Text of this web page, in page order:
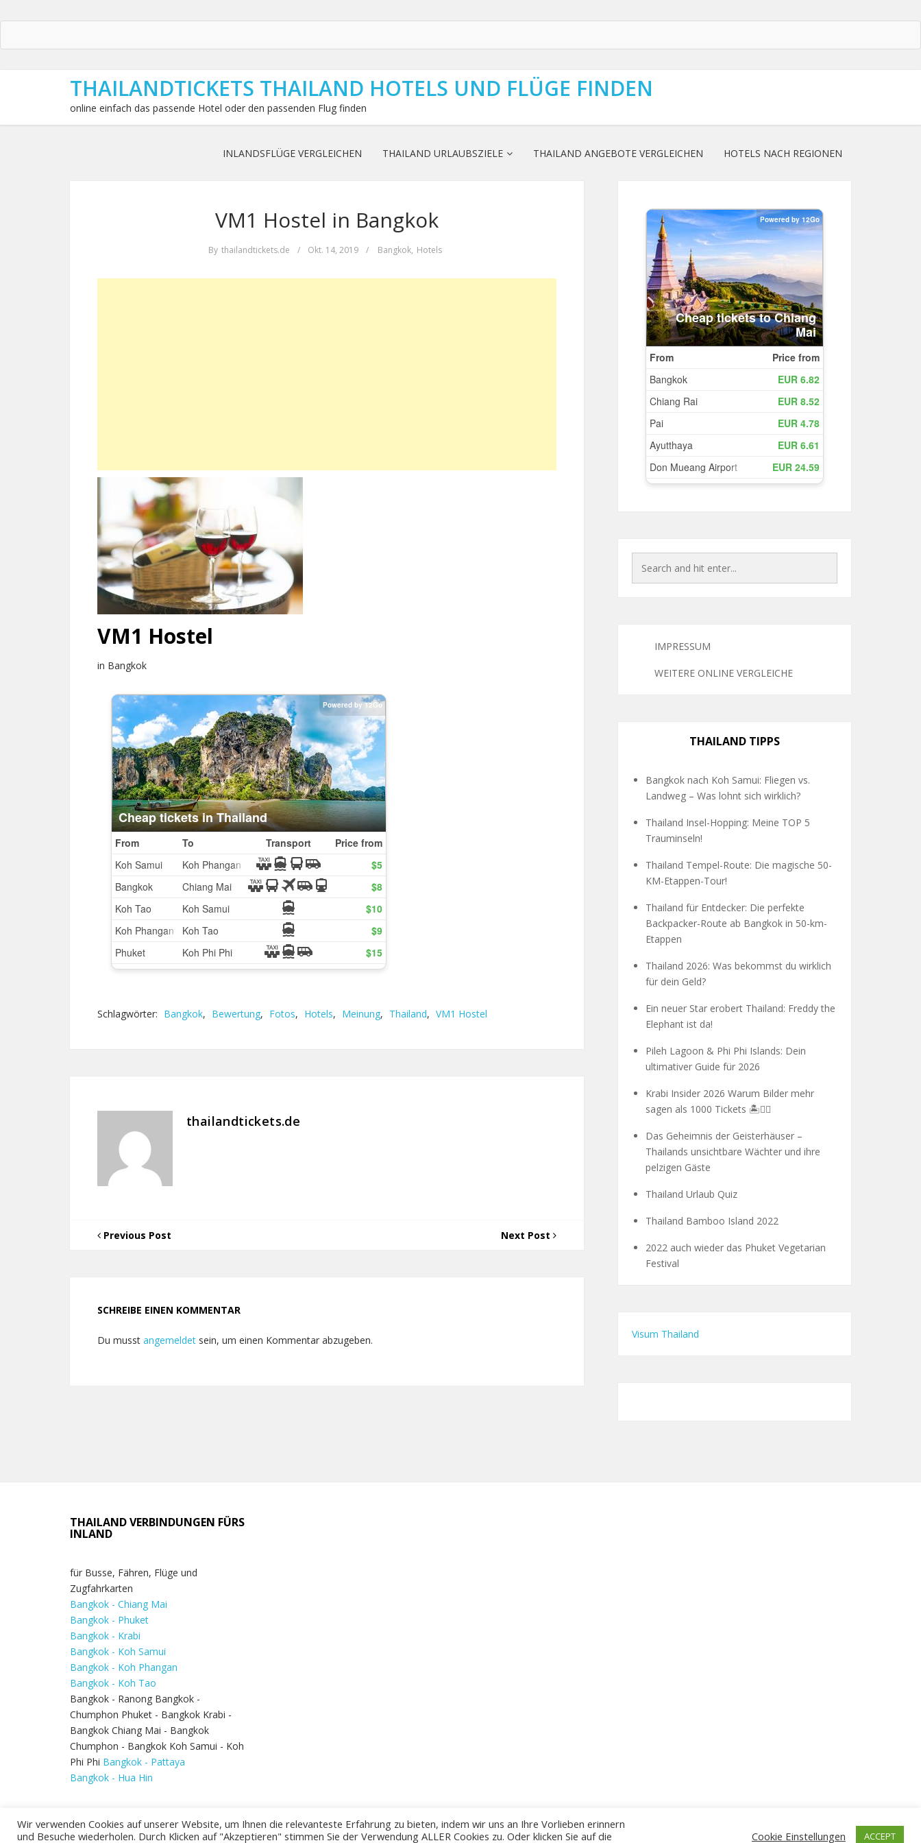
THAILANDTICKETS THAILAND HOTELS UND FLÜGE FINDEN
online einfach das passende Hotel oder den passenden Flug finden
INLANDSFLÜGE VERGLEICHEN THAILAND URLAUBSZIELE THAILAND ANGEBOTE VERGLEICHEN HOTELS NACH REGIONEN
VM1 Hostel in Bangkok
By thailandtickets.de / Okt. 14, 2019 / Bangkok, Hotels
VM1 Hostel
in Bangkok
Schlagwörter: Bangkok, Bewertung, Fotos, Hotels, Meinung, Thailand, VM1 Hostel
thailandtickets.de
Previous Post Next Post
SCHREIBE EINEN KOMMENTAR
Du musst angemeldet sein, um einen Kommentar abzugeben.
IMPRESSUM
WEITERE ONLINE VERGLEICHE
THAILAND TIPPS
Bangkok nach Koh Samui: Fliegen vs.
Landweg – Was lohnt sich wirklich?
Thailand Insel-Hopping: Meine TOP 5
Trauminseln!
Thailand Tempel-Route: Die magische 50-
KM-Etappen-Tour!
Thailand für Entdecker: Die perfekte
Backpacker-Route ab Bangkok in 50-km-
Etappen
Thailand 2026: Was bekommst du wirklich
für dein Geld?
Ein neuer Star erobert Thailand: Freddy the
Elephant ist da!
Pileh Lagoon & Phi Phi Islands: Dein
ultimativer Guide für 2026
Krabi Insider 2026 Warum Bilder mehr
sagen als 1000 Tickets 🏝️🧗‍♂️
Das Geheimnis der Geisterhäuser –
Thailands unsichtbare Wächter und ihre
pelzigen Gäste
Thailand Urlaub Quiz
Thailand Bamboo Island 2022
2022 auch wieder das Phuket Vegetarian
Festival
Visum Thailand
THAILAND VERBINDUNGEN FÜRS
INLAND
für Busse, Fähren, Flüge und
Zugfahrkarten
Bangkok - Chiang Mai
Bangkok - Phuket
Bangkok - Krabi
Bangkok - Koh Samui
Bangkok - Koh Phangan
Bangkok - Koh Tao
Bangkok - Ranong Bangkok -
Chumphon Phuket - Bangkok Krabi -
Bangkok Chiang Mai - Bangkok
Chumphon - Bangkok Koh Samui - Koh
Phi Phi Bangkok - Pattaya
Bangkok - Hua Hin
Wir verwenden Cookies auf unserer Website, um Ihnen die relevanteste Erfahrung zu bieten, indem wir uns an Ihre Vorlieben erinnern
und Besuche wiederholen. Durch Klicken auf "Akzeptieren" stimmen Sie der Verwendung ALLER Cookies zu. Oder klicken Sie auf die
Cookie Einstellungen ACCEPT